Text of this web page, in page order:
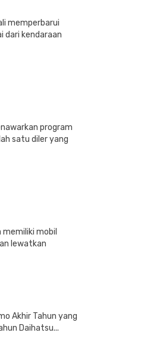
memperbarui
dari kendaraan
program
satu diler yang
mobil
lewatkan
Akhir Tahun yang
Daihatsu...